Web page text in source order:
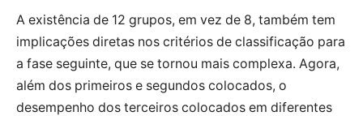
A existência de 12 grupos, em vez de 8, também tem
implicações diretas nos critérios de classificação para
a fase seguinte, que se tornou mais complexa. Agora,
além dos primeiros e segundos colocados, o
desempenho dos terceiros colocados em diferentes